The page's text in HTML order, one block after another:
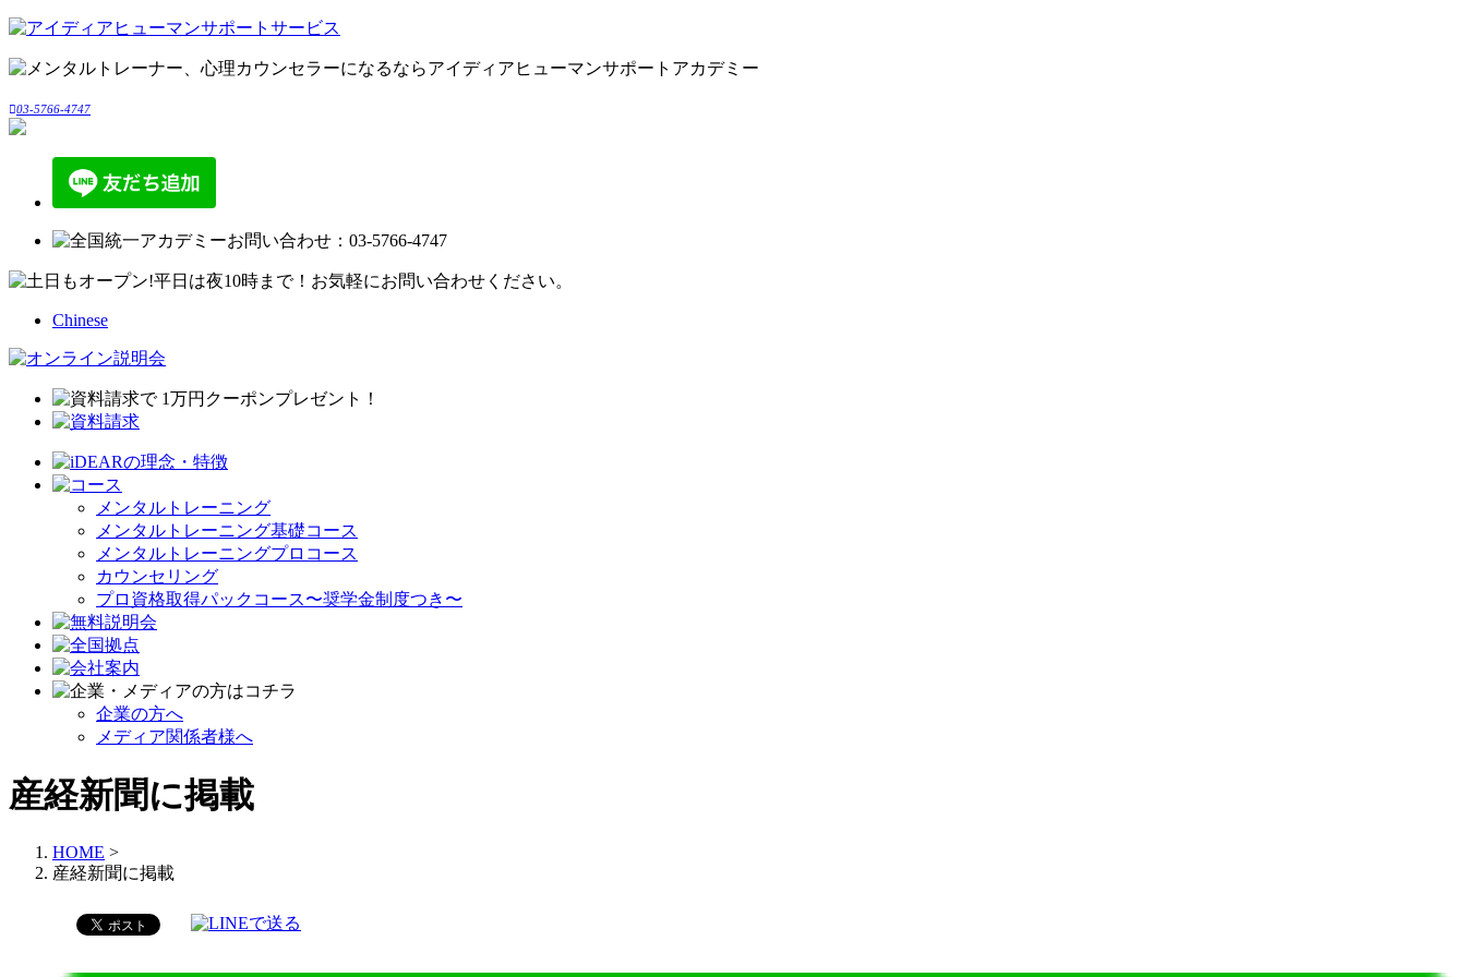
03-5766-4747
Chinese
メンタルトレーニング
メンタルトレーニング基礎コース
メンタルトレーニングプロコース
カウンセリング
プロ資格取得パックコース〜奨学金制度つき〜
企業の方へ
メディア関係者様へ
産経新聞に掲載
HOME >
産経新聞に掲載